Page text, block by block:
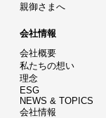
親御さまへ
会社情報
会社概要
私たちの想い
理念
ESG
NEWS & TOPICS
会社情報